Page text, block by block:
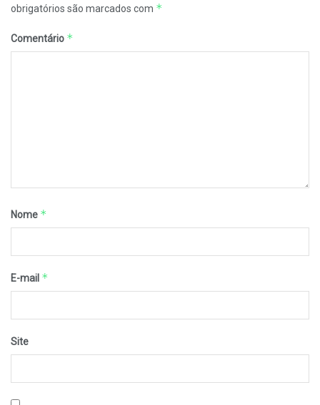
obrigatórios são marcados com *
Comentário *
Nome *
E-mail *
Site